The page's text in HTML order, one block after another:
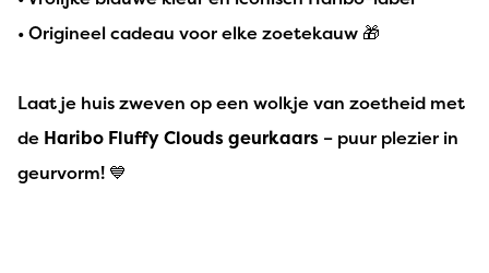
• Origineel cadeau voor elke zoetekauw 🎁
Laat je huis zweven op een wolkje van zoetheid met
de Haribo Fluffy Clouds geurkaars – puur plezier in
geurvorm! 💙